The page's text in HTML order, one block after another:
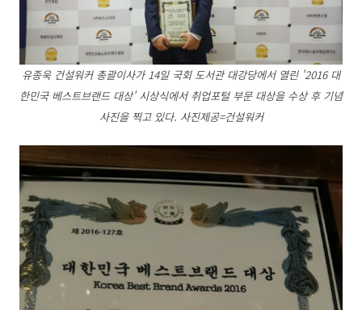
유종욱 건설워커 총괄이사가 14일 국회 도서관 대강당에서 열린 '2016 대
한민국 베스트브랜드 대상' 시상식에서 취업포털 부문 대상을 수상 후 기념
사진을 찍고 있다. 사진제공=건설워커